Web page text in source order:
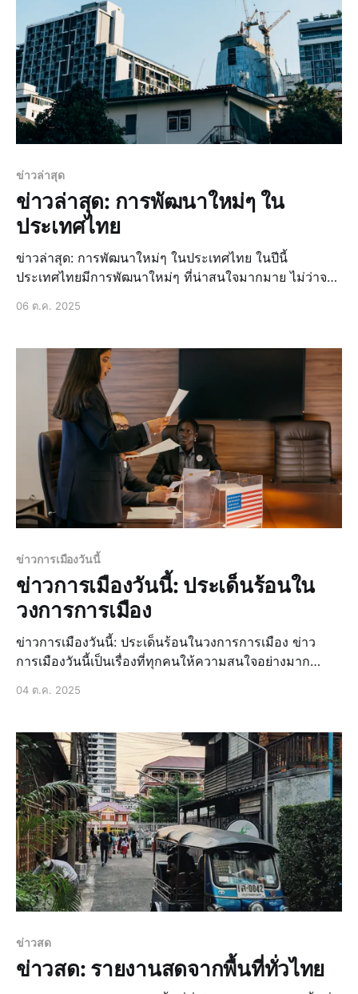
ข่าวล่าสุด
ข่าวล่าสุด: การพัฒนาใหม่ๆ ใน
ประเทศไทย
ข่าวล่าสุด: การพัฒนาใหม่ๆ ในประเทศไทย ในปีนี้
ประเทศไทยมีการพัฒนาใหม่ๆ ที่น่าสนใจมากมาย ไม่ว่าจะ
โครงการพัฒนาที่สำคัญในปีนี้ โครงการพัฒนาที่สำคั
06 ต.ค. 2025
ข่าวการเมืองวันนี้
ข่าวการเมืองวันนี้: ประเด็นร้อนใน
วงการการเมือง
ข่าวการเมืองวันนี้: ประเด็นร้อนในวงการการเมือง ข่าว
การเมืองวันนี้เป็นเรื่องที่ทุกคนให้ความสนใจอย่างมาก
อย่างต่อเนื่อง ไม่ว่าจะเป็นการประชุมสภาผู้แทนราษฎร การ
การประชุมสภาผู้แทนราษฎร การประชุมสภาผู
04 ต.ค. 2025
ข่าวสด
ข่าวสด: รายงานสดจากพื้นที่ทั่วไทย